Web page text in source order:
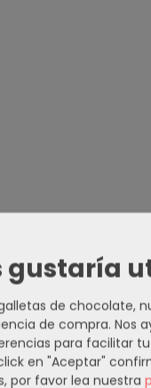
gustaría
de chocolate,
de compra. Nos
para facilitar
en "Aceptar"
por favor lea nuestra